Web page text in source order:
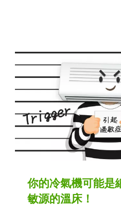
你的冷氣機可能是
敏源的溫床！